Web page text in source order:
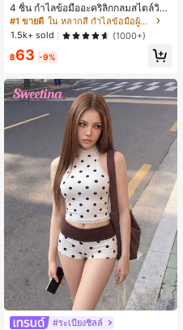
4 ชิ้น กำไลข้อมืออะคริลิกกลมสไตล์วินเ
ทจหรูหราสำหรับผู้หญิง, ดีไซน์เรียบง่าย
ทันสมัย, เหมาะสำหรับสวมใส่ในชีวิตปร
ะจำวันและโอกาสต่างๆ, ของขวัญสำหรั
บเธอ
#1 ขายดี
ใน หลากสี กำไลข้อมือผู้หญิง
1.5k+ sold
(1000+)
฿63 -9%
#ระเบียงชิลล์
#1 ขายดี